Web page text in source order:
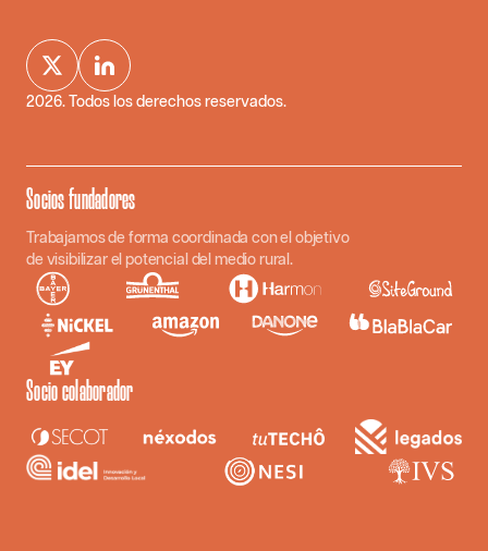
2026. Todos los derechos reservados.
Socios fundadores
Trabajamos de forma coordinada con el objetivo
de visibilizar el potencial del medio rural.
Socio colaborador